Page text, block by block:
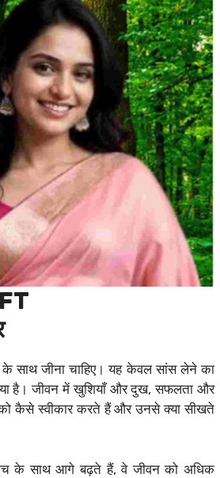
के साथ जीना चाहिए। यह केवल सांस लेने का
है। जीवन में खुशियाँ और दुख, सफलता और
कैसे स्वीकार करते हैं और उनसे क्या सीखते
के साथ आगे बढ़ते हैं, वे जीवन को अधिक